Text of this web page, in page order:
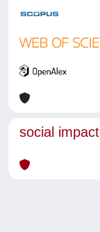
social impact